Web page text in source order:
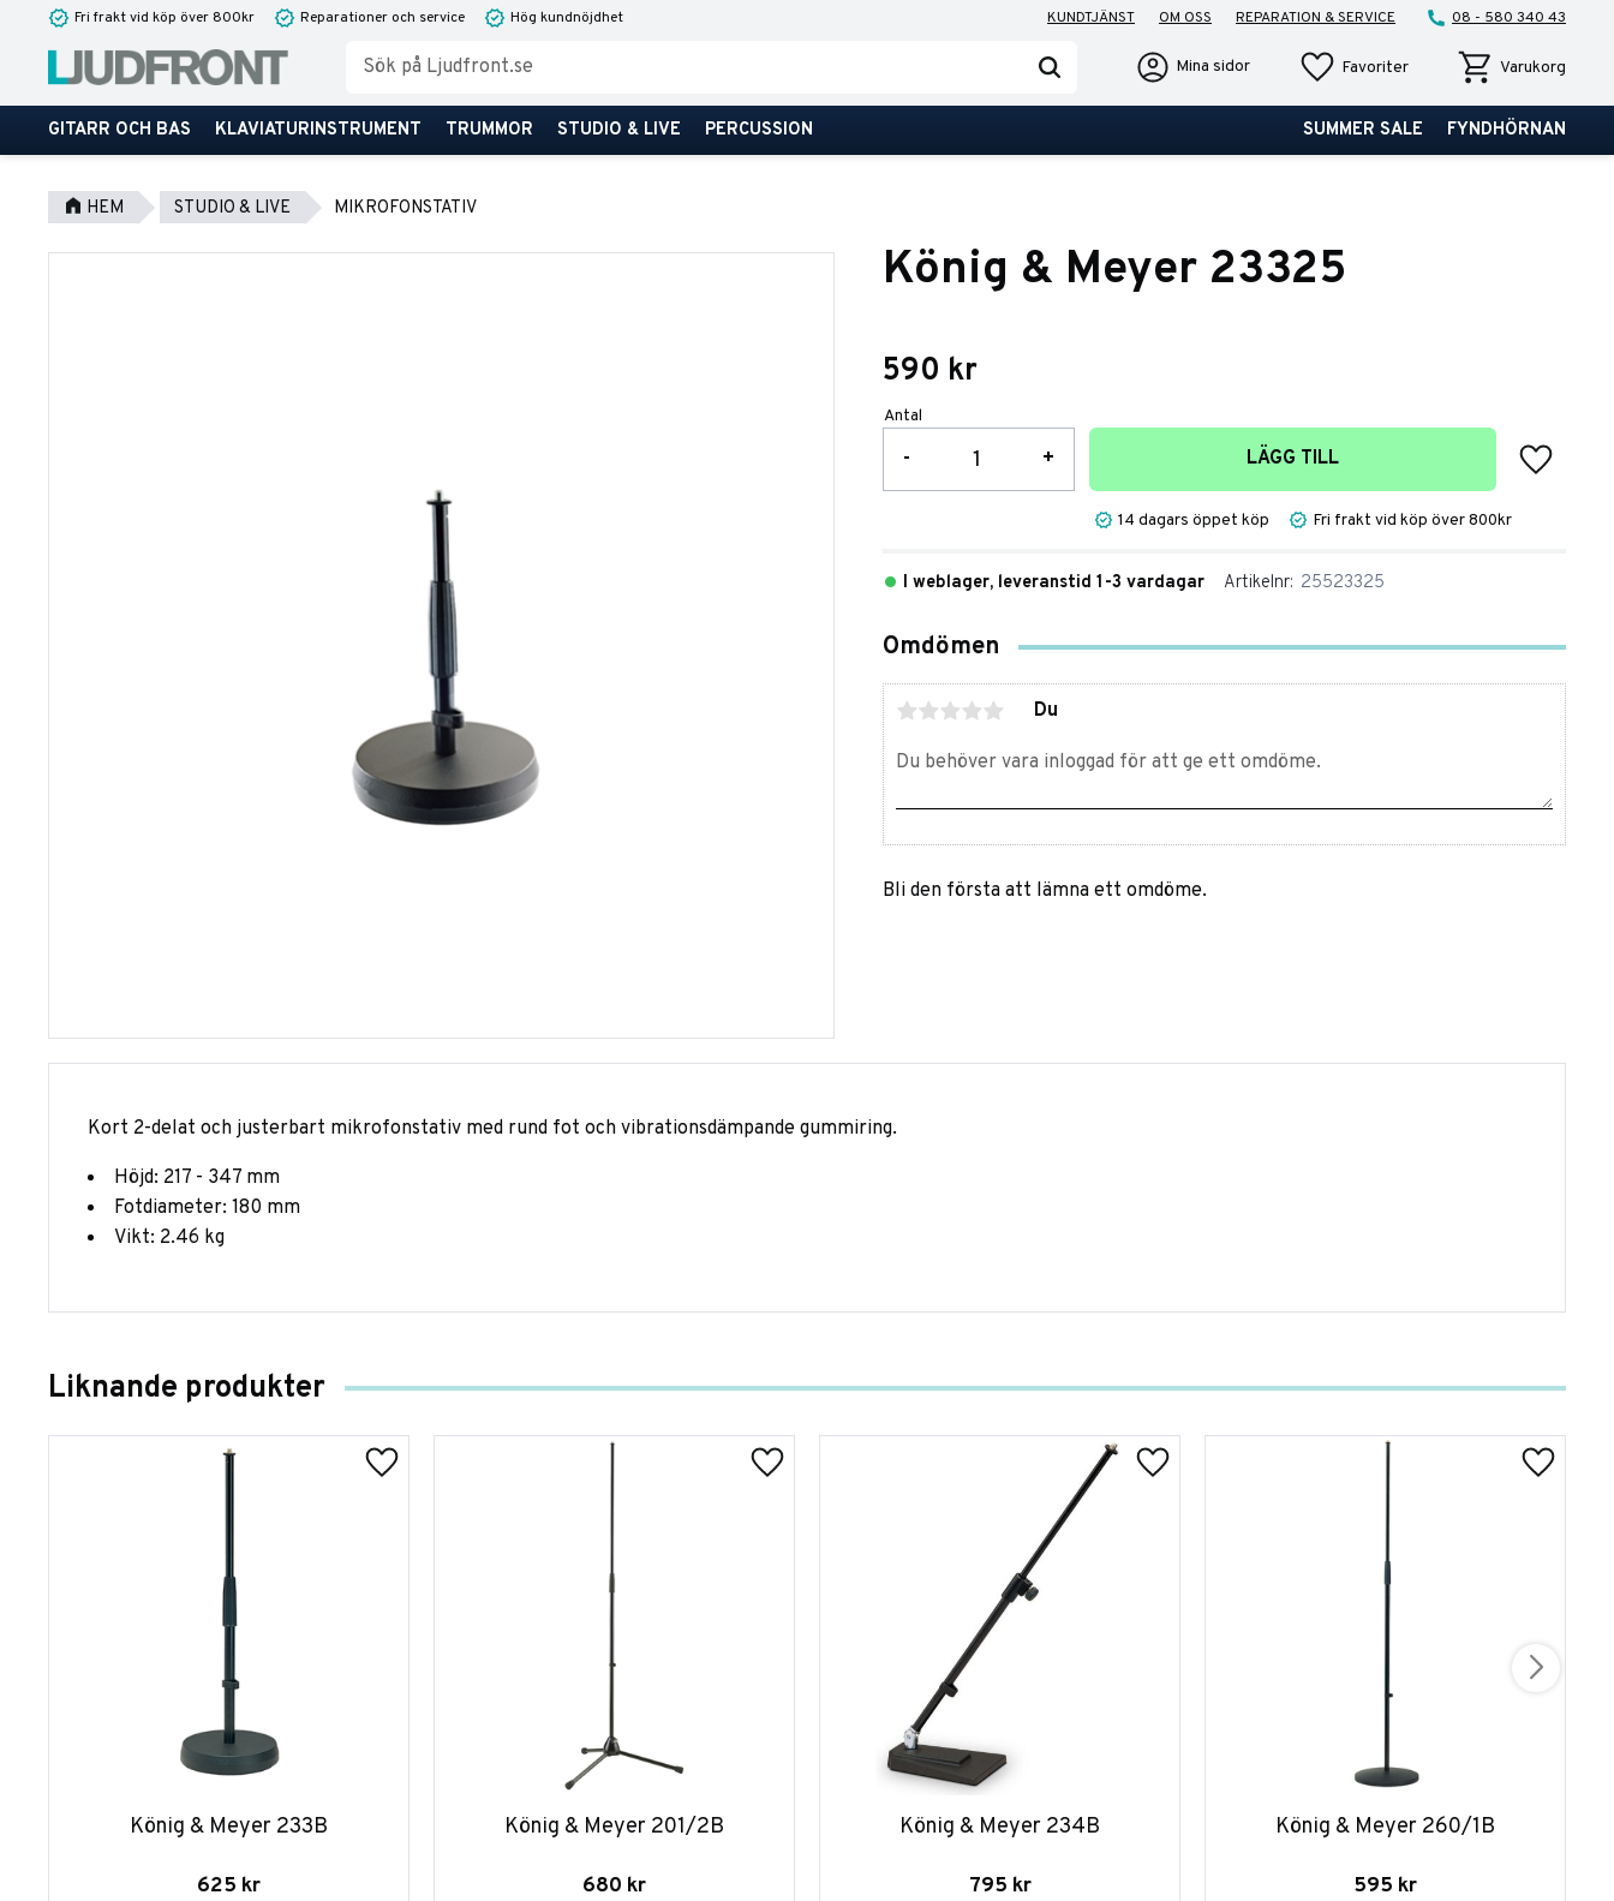
Fri frakt vid köp över 800kr Reparationer och service Hög kundnöjdhet KUNDTJÄNST OM OSS REPARATION & SERVICE 08 - 580 340 43
Mina sidor FavoriterFavoriter KundvagnVarukorg
GITARR OCH BAS KLAVIATURINSTRUMENT TRUMMOR STUDIO & LIVE PERCUSSION SUMMER SALE FYNDHÖRNAN
HEM STUDIO & LIVE MIKROFONSTATIV
König & Meyer 23325
590 kr
Antal
+
- LÄGG TILL
Lägg till
14 dagars öppet köp Fri frakt vid köp över 800kr
I weblager, leveranstid 1-3 vardagar Artikelnr 25523325
Omdömen
Du
Bli den första att lämna ett omdöme.
Kort 2-delat och justerbart mikrofonstativ med rund fot och vibrationsdämpande gummiring.
Höjd: 217 - 347 mm
Fotdiameter: 180 mm
Vikt: 2.46 kg
Liknande produkter
König & Meyer 233B
625 kr
König & Meyer 201/2B
680 kr
König & Meyer 234B
795 kr
König & Meyer 260/1B
595 kr